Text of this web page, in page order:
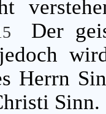
Der
Herrn
Sinn.